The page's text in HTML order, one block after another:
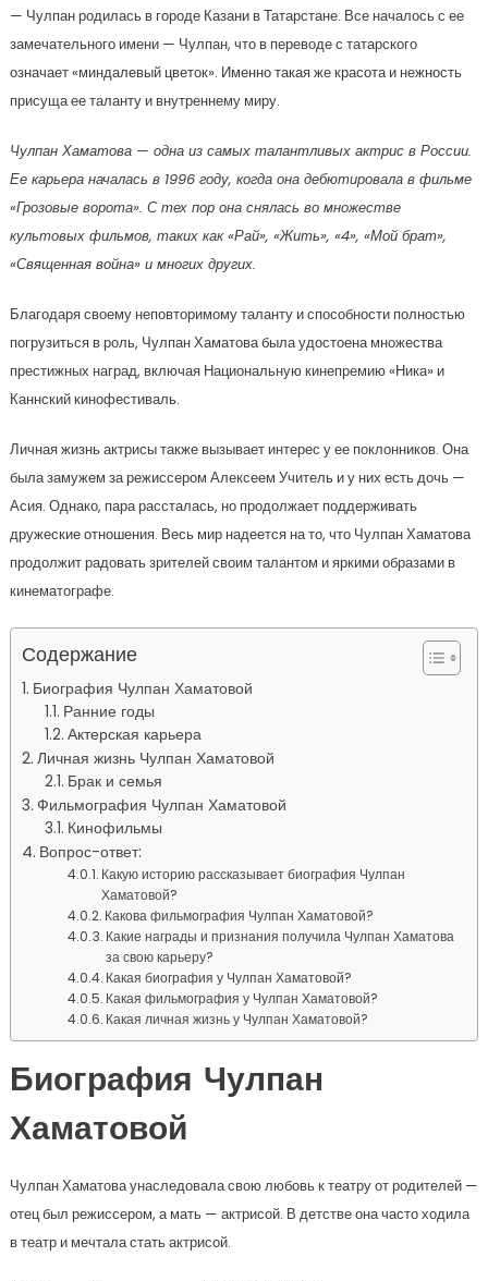
— Чулпан родилась в городе Казани в Татарстане. Все началось с ее
замечательного имени — Чулпан, что в переводе с татарского
означает «миндалевый цветок». Именно такая же красота и нежность
присуща ее таланту и внутреннему миру.
Чулпан Хаматова — одна из самых талантливых актрис в России.
Ее карьера началась в 1996 году, когда она дебютировала в фильме
«Грозовые ворота». С тех пор она снялась во множестве
культовых фильмов, таких как «Рай», «Жить», «4», «Мой брат»,
«Священная война» и многих других.
Благодаря своему неповторимому таланту и способности полностью
погрузиться в роль, Чулпан Хаматова была удостоена множества
престижных наград, включая Национальную кинепремию «Ника» и
Каннский кинофестиваль.
Личная жизнь актрисы также вызывает интерес у ее поклонников. Она
была замужем за режиссером Алексеем Учитель и у них есть дочь —
Асия. Однако, пара рассталась, но продолжает поддерживать
дружеские отношения. Весь мир надеется на то, что Чулпан Хаматова
продолжит радовать зрителей своим талантом и яркими образами в
кинематографе.
Содержание
Биография Чулпан Хаматовой
Ранние годы
Актерская карьера
Личная жизнь Чулпан Хаматовой
Брак и семья
Фильмография Чулпан Хаматовой
Кинофильмы
Вопрос-ответ:
Какую историю рассказывает биография Чулпан
Хаматовой?
Какова фильмография Чулпан Хаматовой?
Какие награды и признания получила Чулпан Хаматова
за свою карьеру?
Какая биография у Чулпан Хаматовой?
Какая фильмография у Чулпан Хаматовой?
Какая личная жизнь у Чулпан Хаматовой?
Биография Чулпан
Хаматовой
Чулпан Хаматова унаследовала свою любовь к театру от родителей —
отец был режиссером, а мать — актрисой. В детстве она часто ходила
в театр и мечтала стать актрисой.